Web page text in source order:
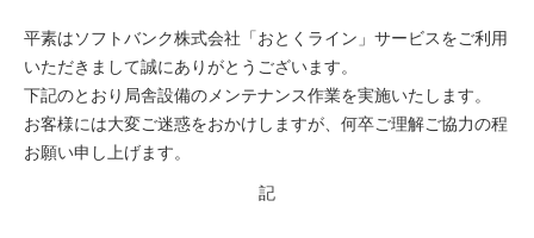
平素はソフトバンク株式会社「おとくライン」サービスをご利用
いただきまして誠にありがとうございます。
下記のとおり局舎設備のメンテナンス作業を実施いたします。
お客様には大変ご迷惑をおかけしますが、何卒ご理解ご協力の程
お願い申し上げます。
記